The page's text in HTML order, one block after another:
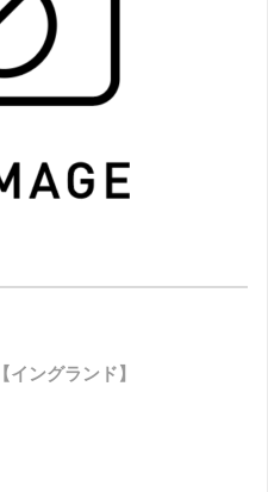
ングランド】